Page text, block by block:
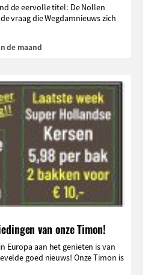
de eervolle titel: De Nollen
vraag die Wegdamnieuws zich
de maand
van onze Timon!
Europa aan het genieten is van
goed nieuws! Onze Timon is